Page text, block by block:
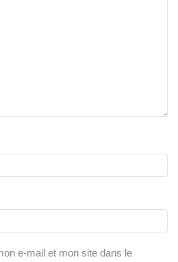
e-mail et mon site dans le